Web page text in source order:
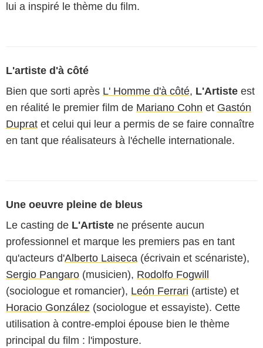
lui a inspiré le thème du film.
L'artiste d'à côté
Bien que sorti après L' Homme d'à côté, L'Artiste est
en réalité le premier film de Mariano Cohn et Gastón
Duprat et celui qui leur a permis de se faire connaître
en tant que réalisateurs à l'échelle internationale.
Une oeuvre pleine de bleus
Le casting de L'Artiste ne présente aucun
professionnel et marque les premiers pas en tant
qu'acteurs d'Alberto Laiseca (écrivain et scénariste),
Sergio Pangaro (musicien), Rodolfo Fogwill
(sociologue et romancier), León Ferrari (artiste) et
Horacio González (sociologue et essayiste). Cette
utilisation à contre-emploi épouse bien le thème
principal du film : l'imposture.